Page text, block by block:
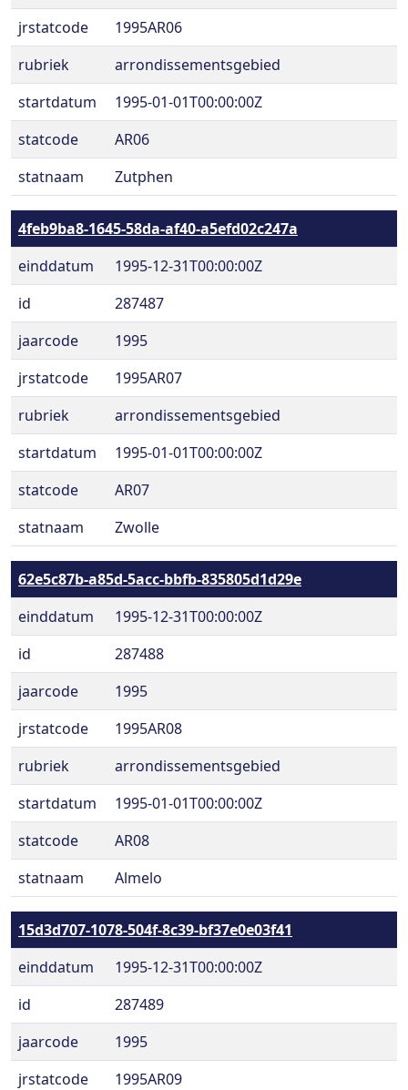
jrstatcode
1995AR06
rubriek
arrondissementsgebied
startdatum
1995-01-01T00:00:00Z
statcode
AR06
statnaam
Zutphen
4feb9ba8-1645-58da-af40-a5efd02c247a
einddatum
1995-12-31T00:00:00Z
id
287487
jaarcode
1995
jrstatcode
1995AR07
rubriek
arrondissementsgebied
startdatum
1995-01-01T00:00:00Z
statcode
AR07
statnaam
Zwolle
62e5c87b-a85d-5acc-bbfb-835805d1d29e
einddatum
1995-12-31T00:00:00Z
id
287488
jaarcode
1995
jrstatcode
1995AR08
rubriek
arrondissementsgebied
startdatum
1995-01-01T00:00:00Z
statcode
AR08
statnaam
Almelo
15d3d707-1078-504f-8c39-bf37e0e03f41
einddatum
1995-12-31T00:00:00Z
id
287489
jaarcode
1995
jrstatcode
1995AR09